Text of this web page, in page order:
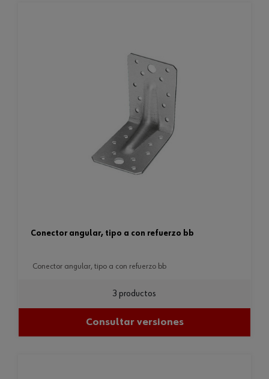
conector angular, tipo a con refuerzo bb
conector angular, tipo a con refuerzo bb
3 productos
Consultar versiones